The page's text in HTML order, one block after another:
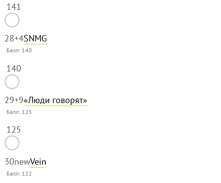
141
28+4SNMG
Балл: 140
140
29+9«Люди говорят»
Балл: 125
125
30newVein
Балл: 122